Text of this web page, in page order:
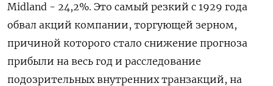
Midland - 24,2%. Это самый резкий с 1929 года
обвал акций компании, торгующей зерном,
причиной которого стало снижение прогноза
прибыли на весь год и расследование
подозрительных внутренних транзакций, на